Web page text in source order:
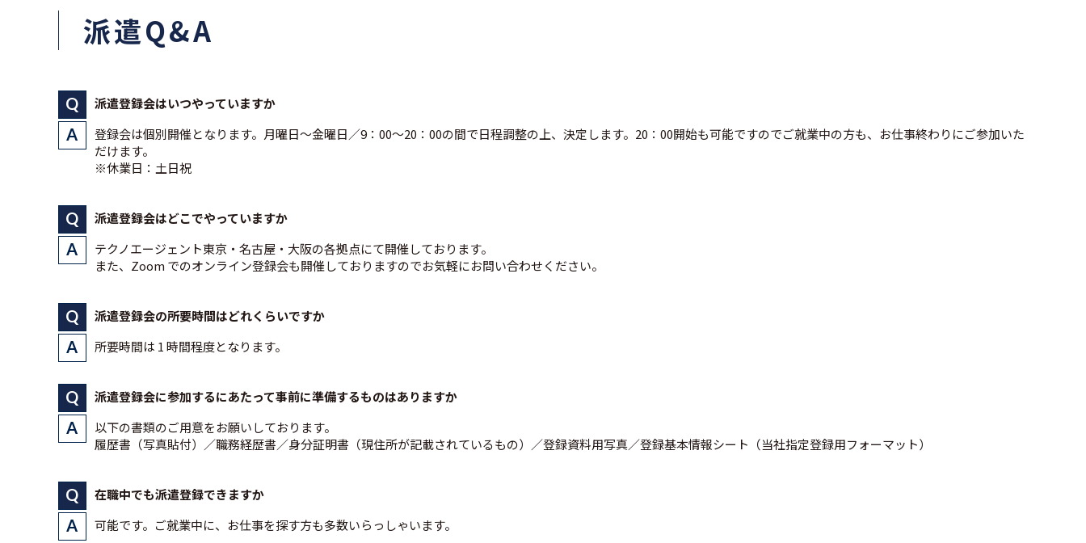
派遣Q&A
派遣登録会はいつやっていますか
登録会は個別開催となります。月曜日～金曜日／9：00～20：00の間で日程調整の上、決定します。20：00開始も可能ですのでご就業中の方も、お仕事終わりにご参加いた
だけます。
※休業日：土日祝
派遣登録会はどこでやっていますか
テクノエージェント東京・名古屋・大阪の各拠点にて開催しております。
また、Zoom でのオンライン登録会も開催しておりますのでお気軽にお問い合わせください。
派遣登録会の所要時間はどれくらいですか
所要時間は 1 時間程度となります。
派遣登録会に参加するにあたって事前に準備するものはありますか
以下の書類のご用意をお願いしております。
履歴書（写真貼付）／職務経歴書／身分証明書（現住所が記載されているもの）／登録資料用写真／登録基本情報シート（当社指定登録用フォーマット）
在職中でも派遣登録できますか
可能です。ご就業中に、お仕事を探す方も多数いらっしゃいます。